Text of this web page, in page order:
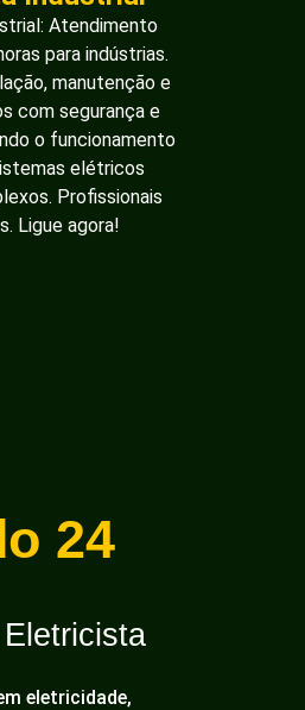
Atendimento
para indústrias.
manutenção e
com segurança e
o funcionamento
elétricos
Profissionais
Ligue agora!
24
eletricidade,